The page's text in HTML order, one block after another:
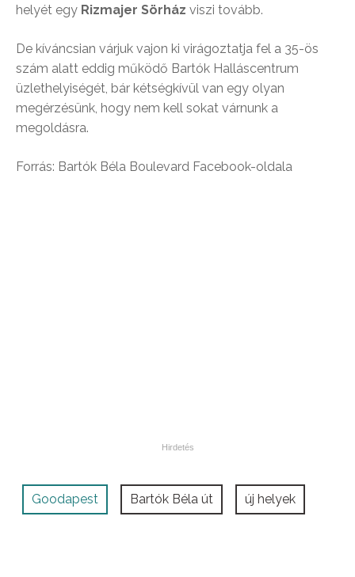
helyét egy Rizmajer Sörház viszi tovább.
De kíváncsian várjuk vajon ki virágoztatja fel a 35-ös
szám alatt eddig működő Bartók Halláscentrum
üzlethelyiségét, bár kétségkívül van egy olyan
megérzésünk, hogy nem kell sokat várnunk a
megoldásra.
Forrás: Bartók Béla Boulevard Facebook-oldala
Goodapest Bartók Béla út új helyek